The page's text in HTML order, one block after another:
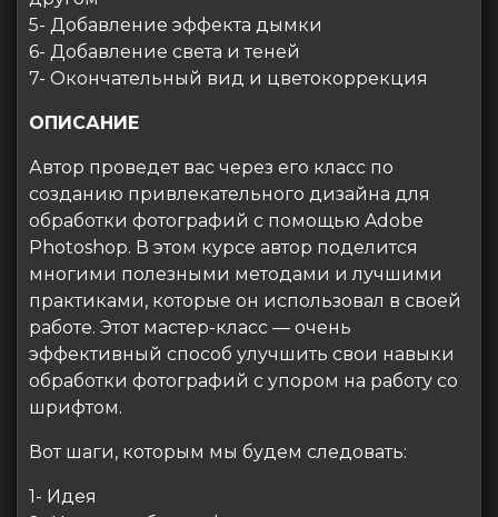
5- Добавление эффекта дымки
6- Добавление света и теней
7- Окончательный вид и цветокоррекция
ОПИСАНИЕ
Автор проведет вас через его класс по
созданию привлекательного дизайна для
обработки фотографий с помощью Adobe
Photoshop. В этом курсе автор поделится
многими полезными методами и лучшими
практиками, которые он использовал в своей
работе. Этот мастер-класс — очень
эффективный способ улучшить свои навыки
обработки фотографий с упором на работу со
шрифтом.
Вот шаги, которым мы будем следовать:
1- Идея